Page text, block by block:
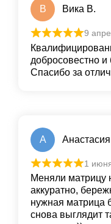
В Вика В.
9
добросовестно и
Спасибо за
А Анастасия
1
Меняли матрицу
аккуратно,
нужная матрица
снова выглядит